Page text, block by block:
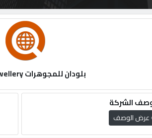
بلودان للمجوهرات Bludan Jewellery
الشركة
عرض الوصف